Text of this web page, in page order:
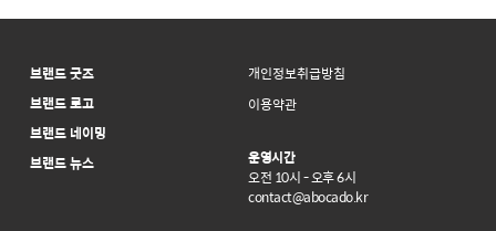
브랜드 굿즈
브랜드 로고
브랜드 네이밍
브랜드 뉴스
개인정보취급방침
이용약관
운영시간
오전 10시 - 오후 6시
contact@abocado.kr